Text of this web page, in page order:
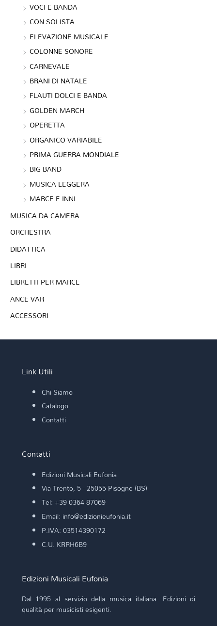
VOCI E BANDA
CON SOLISTA
ELEVAZIONE MUSICALE
COLONNE SONORE
CARNEVALE
BRANI DI NATALE
FLAUTI DOLCI E BANDA
GOLDEN MARCH
OPERETTA
ORGANICO VARIABILE
PRIMA GUERRA MONDIALE
BIG BAND
MUSICA LEGGERA
MARCE E INNI
MUSICA DA CAMERA
ORCHESTRA
DIDATTICA
LIBRI
LIBRETTI PER MARCE
ANCE VAR
ACCESSORI
Link Utili
Chi Siamo
Catalogo
Contatti
Contatti
Edizioni Musicali Eufonia
Via Trento, 5 - 25055 Pisogne (BS)
Tel: +39 0364 87069
Email: info@edizionieufonia.it
P.IVA: 03514390172
C.U. KRRH6B9
Edizioni Musicali Eufonia
Dal 1995 al servizio della musica italiana. Edizioni di
qualità per musicisti esigenti.